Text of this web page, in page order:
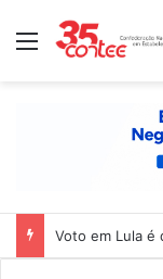
Menu
Voto em Lula é